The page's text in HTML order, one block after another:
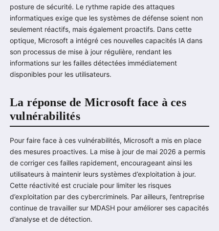
posture de sécurité. Le rythme rapide des attaques
informatiques exige que les systèmes de défense soient non
seulement réactifs, mais également proactifs. Dans cette
optique, Microsoft a intégré ces nouvelles capacités IA dans
son processus de mise à jour régulière, rendant les
informations sur les failles détectées immédiatement
disponibles pour les utilisateurs.
La réponse de Microsoft face à ces
vulnérabilités
Pour faire face à ces vulnérabilités, Microsoft a mis en place
des mesures proactives. La mise à jour de mai 2026 a permis
de corriger ces failles rapidement, encourageant ainsi les
utilisateurs à maintenir leurs systèmes d’exploitation à jour.
Cette réactivité est cruciale pour limiter les risques
d’exploitation par des cybercriminels. Par ailleurs, l’entreprise
continue de travailler sur MDASH pour améliorer ses capacités
d’analyse et de détection.